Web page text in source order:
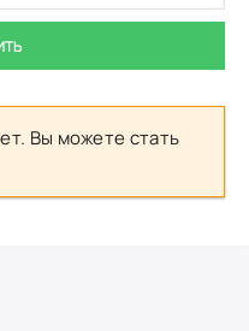
Вы можете стать